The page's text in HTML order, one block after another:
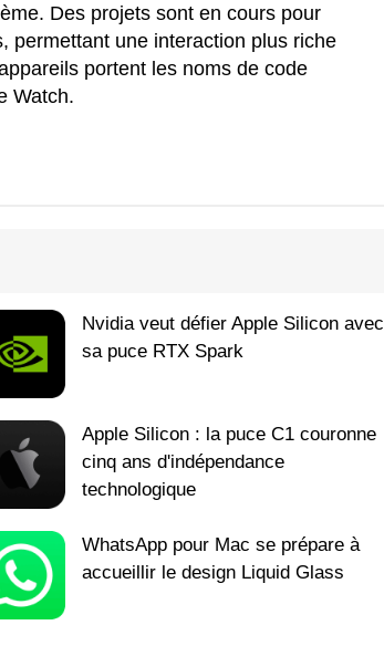
Des projets sont en cours pour
permettant une interaction plus riche
portent les noms de code
Watch.
Nvidia veut défier Apple Silicon avec
sa puce RTX Spark
Apple Silicon : la puce C1 couronne
cinq ans d'indépendance
technologique
WhatsApp pour Mac se prépare à
accueillir le design Liquid Glass